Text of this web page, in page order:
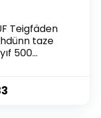
Teigfäden
taze
500